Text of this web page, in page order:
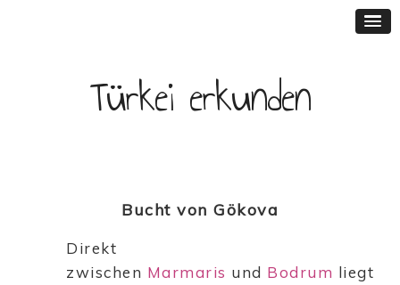
Türkei erkunden
Bucht von Gökova
Direkt
zwischen Marmaris und Bodrum liegt